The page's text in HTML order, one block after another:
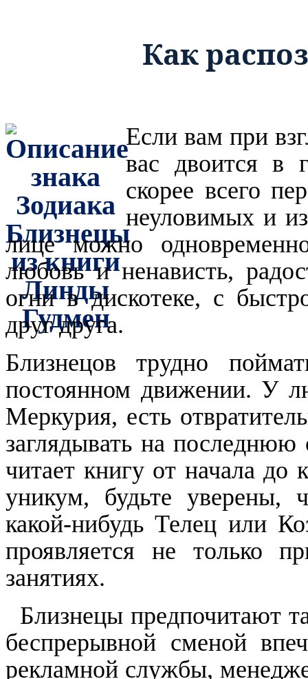
Как
Если вампри
вас двоится в
скорее всего
неуловимых и
лице можно
любовь и ненависть,
огни в дискотеке, с
друг друга.
Близнецов трудно
постоянном движении. У
Меркурия, есть
заглядывать на последнюю
читает книгу от начала до
уникум, будьте уверены,
какой-нибудь Телец или
проявляется не только
занятиях.
Близнецы предпочитают
беспрерывной сменой
рекламной службы,